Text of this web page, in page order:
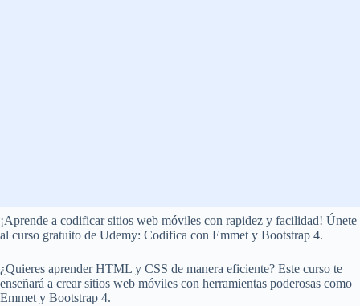
¡Aprende a codificar sitios web móviles con rapidez y facilidad! Únete
al curso gratuito de Udemy: Codifica con Emmet y Bootstrap 4.
¿Quieres aprender HTML y CSS de manera eficiente? Este curso te
enseñará a crear sitios web móviles con herramientas poderosas como
Emmet y Bootstrap 4.